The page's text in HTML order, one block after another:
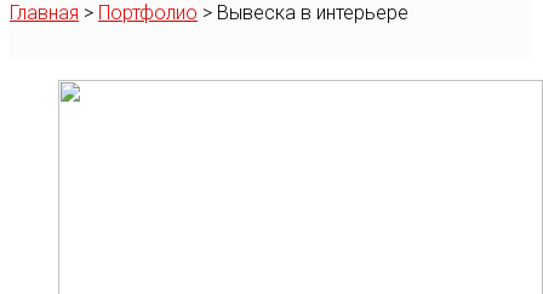
Главная > Портфолио > Вывеска в интерьере